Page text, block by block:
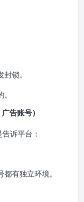
锁。
告账号）
诉平台：
有独立环境。